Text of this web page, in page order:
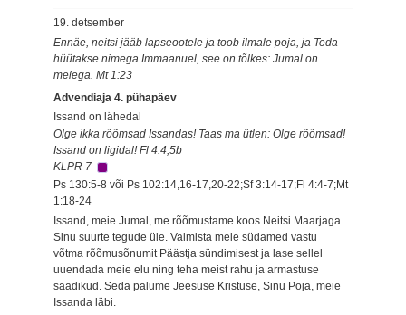
19. detsember
Ennäe, neitsi jääb lapseootele ja toob ilmale poja, ja Teda
hüütakse nimega Immaanuel, see on tõlkes: Jumal on
meiega. Mt 1:23
Advendiaja 4. pühapäev
Issand on lähedal
Olge ikka rõõmsad Issandas! Taas ma ütlen: Olge rõõmsad!
Issand on ligidal! Fl 4:4,5b
KLPR 7
Ps 130:5-8 või Ps 102:14,16-17,20-22;Sf 3:14-17;Fl 4:4-7;Mt
1:18-24
Issand, meie Jumal, me rõõmustame koos Neitsi Maarjaga
Sinu suurte tegude üle. Valmista meie südamed vastu
võtma rõõmusõnumit Päästja sündimisest ja lase sellel
uuendada meie elu ning teha meist rahu ja armastuse
saadikud. Seda palume Jeesuse Kristuse, Sinu Poja, meie
Issanda läbi.